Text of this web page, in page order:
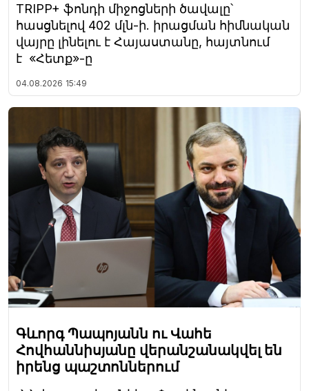
TRIPP+ ֆոնդի միջոցների ծավալը՝
հասցնելով 402 մլն-ի. իրացման հիմնական
վայրը լինելու է Հայաստանը, հայտնում
է «Հետք»-ը
04.08.2026 15:49
Գևորգ Պապոյանն ու Վահե
Հովհաննիսյանը վերանշանակվել են
իրենց պաշտոններում